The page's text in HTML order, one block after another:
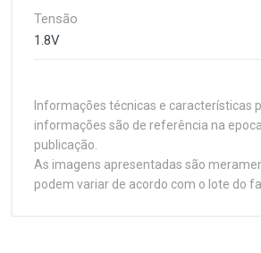
Tensão
1.8V
Informações técnicas e características
informações são de referência na
publicação.
As imagens apresentadas são
podem variar de acordo com o lote do